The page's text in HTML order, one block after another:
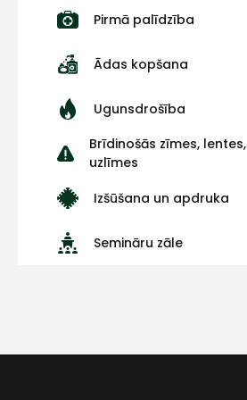
Pirmā palīdzība
Ādas kopšana
Ugunsdrošība
Brīdinošās zīmes, lentes,
uzlīmes
Izšūšana un apdruka
Semināru zāle